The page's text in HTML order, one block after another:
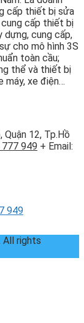
cấp thiết bị sửa
cung cấp thiết bị
dựng, cung cấp,
cho mô hình 3S
toàn cầu;
thể và thiết bị
máy, xe điện…
12, Tp.Hồ
949 + Email:
949
All rights